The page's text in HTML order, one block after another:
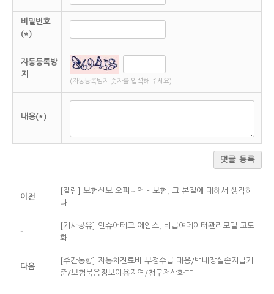
비밀번호
(*)
자동등록방
지
(자동등록방지 숫자를 입력해 주세요)
내용(*)
댓글 등록
이전
[칼럼] 보험신보 오피니언 - 보험, 그 본질에 대해서 생각하
다
-
[기사공유] 인슈어테크 에임스, 비급여데이터관리모델 고도
화
다음
[주간동향] 자동차진료비 부정수급 대응/백내장실손지급기
준/보험묶음정보이용지연/청구전산화TF